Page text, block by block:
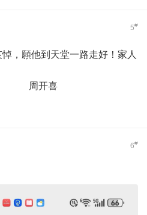
5#
，願他到天堂一路走好！家人
6#